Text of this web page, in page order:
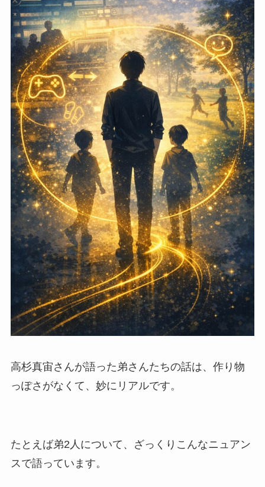
高杉真宙さんが語った弟さんたちの話は、作り物
っぽさがなくて、妙にリアルです。
たとえば弟2人について、ざっくりこんなニュアン
スで語っています。